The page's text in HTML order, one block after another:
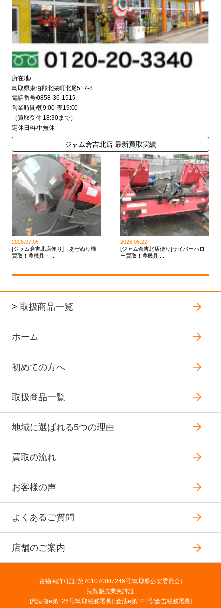
所在地/
鳥取県東伯郡北栄町北尾517-8
電話番号/0858-36-1515
営業時間/朝9:00-夜19:00
（買取受付 18:30まで）
定休日/年中無休
ジャム倉吉北店 最新買取実績
2026.07.05
[ジャム倉吉北店便り] あぜぬり機
買取！農機具・ ...
2026.06.22
[ジャム倉吉北店便り]サイバーハロ
ー買取！農機具 ...
> 取扱商品一覧
ホーム
初めての方へ
取扱商品一覧
地域に選ばれる5つの理由
買取の流れ
お客様の声
よくあるご質問
店舗のご案内
古物商許可証 [第701070007246号/鳥取県公安委員会]
酒類販売業免許証
[鳥酒指e第126号/鳥取税務署長] [倉法e第141号/倉吉税務署長]